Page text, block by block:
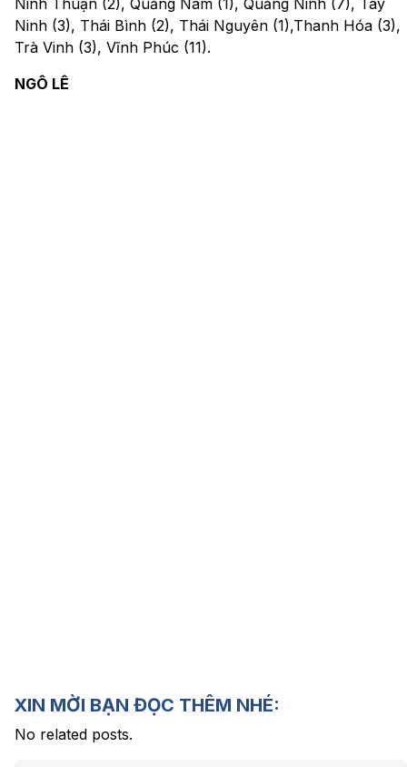
Ninh (3), Thái Bình (2), Thái Nguyên (1),Thanh Hóa (3),
Trà Vinh (3), Vĩnh Phúc (11).
NGÔ LÊ
XIN MỜI BẠN ĐỌC THÊM NHÉ:
No related posts.